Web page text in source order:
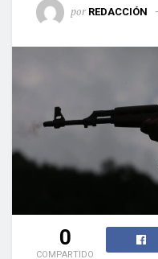
por REDACCIÓN
0
COMPARTIDO